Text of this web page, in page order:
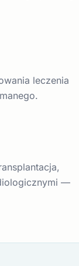
leczenia
—